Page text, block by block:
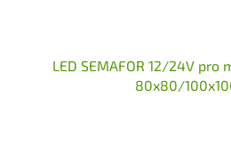
LED SEMAFOR 12/24V pro
80x80/